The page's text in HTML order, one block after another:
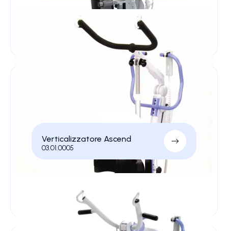
Verticalizzatore Ascend
03.01.0005